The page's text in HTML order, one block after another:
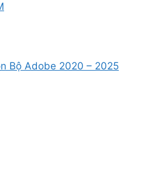
Bộ Adobe 2020 – 2025